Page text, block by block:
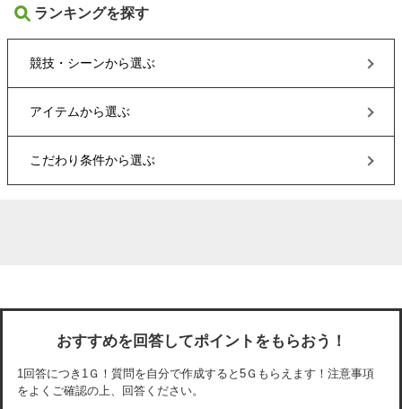
ランキングを探す
競技・シーンから選ぶ
アイテムから選ぶ
こだわり条件から選ぶ
おすすめを回答してポイントをもらおう！
1回答につき 1Ｇ ！質問を自分で作成すると 5Ｇ もらえます！注意事項
をよくご確認の上、回答ください。